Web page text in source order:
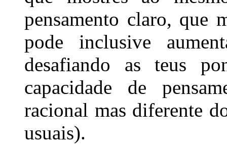
pensamento claro, que
pode inclusive
desafiando as teus
capacidade de
racional mas diferente
usuais).